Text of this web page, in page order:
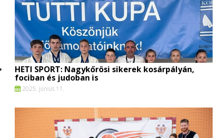
HETI SPORT: Nagykőrösi sikerek kosárpályán,
fociban és judoban is
2025. június 11.